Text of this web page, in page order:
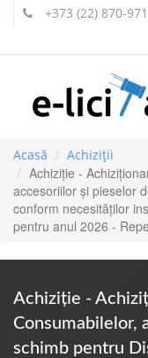
+373 (22) 870-971
Acasă Achiziții
Achiziție -
accesoriilor și pieselor
conform necesităților
pentru anul 2026 -
Achiziție -
Consumabilelor,
schimb pentru